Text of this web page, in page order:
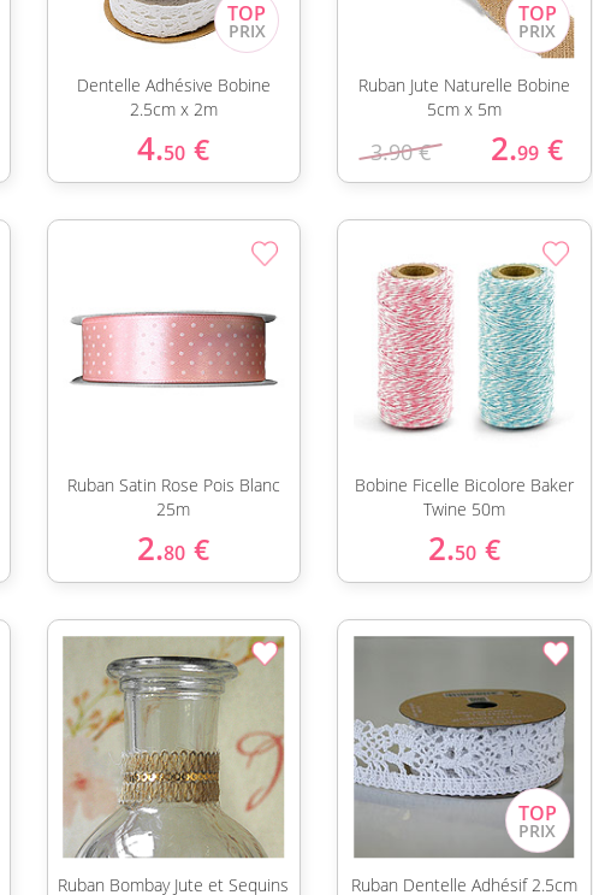
Dentelle Adhésive Bobine
2.5cm x 2m
4.50 €
Ruban Jute Naturelle Bobine
5cm x 5m
3.90 € 2.99 €
Ruban Satin Rose Pois Blanc
25m
2.80 €
Bobine Ficelle Bicolore Baker
Twine 50m
2.50 €
Ruban Bombay Jute et Sequins
Ruban Dentelle Adhésif 2.5cm